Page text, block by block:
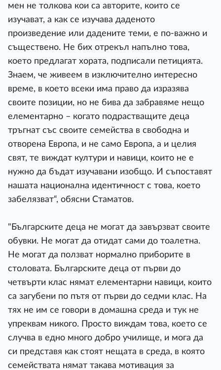
мен не толкова кои са авторите, които се
изучават, а как се изучава даденото
произведение или дадените теми, е по-важно и
съществено. Не бих отрекъл напълно това,
което предлагат хората, подписали петицията.
Знаем, че живеем в изключително интересно
време, в което всеки има право да изразява
своите позиции, но не бива да забравяме нещо
елементарно – когато подрастващите деца
тръгнат със своите семейства в свободна и
отворена Европа, и не само Европа, а и целия
свят, те виждат култури и навици, които не е
нужно да бъдат изучавани изобщо. И съпоставят
нашата национална идентичност с това, което
забелязват“, обясни Стаматов.
"Българските деца не могат да завързват своите
обувки. Не могат да отидат сами до тоалетна.
Не могат да ползват нормално приборите в
столовата. Българските деца от първи до
четвърти клас нямат елементарни навици, които
са загубени по пътя от първи до седми клас. На
тях не им се говори в домашна среда и тук не
упреквам никого. Просто виждам това, което се
случва в едно много добро училище, и мога да
си представя как стоят нещата в среда, в която
семействата нямат такава мотивация за